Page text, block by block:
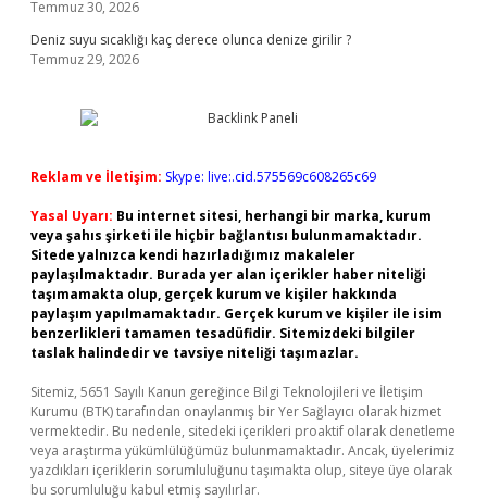
Temmuz 30, 2026
Deniz suyu sıcaklığı kaç derece olunca denize girilir ?
Temmuz 29, 2026
Reklam ve İletişim: Skype: live:.cid.575569c608265c69
Yasal Uyarı: Bu internet sitesi, herhangi bir marka, kurum
veya şahıs şirketi ile hiçbir bağlantısı bulunmamaktadır.
Sitede yalnızca kendi hazırladığımız makaleler
paylaşılmaktadır. Burada yer alan içerikler haber niteliği
taşımamakta olup, gerçek kurum ve kişiler hakkında
paylaşım yapılmamaktadır. Gerçek kurum ve kişiler ile isim
benzerlikleri tamamen tesadüfidir. Sitemizdeki bilgiler
taslak halindedir ve tavsiye niteliği taşımazlar.
Sitemiz, 5651 Sayılı Kanun gereğince Bilgi Teknolojileri ve İletişim
Kurumu (BTK) tarafından onaylanmış bir Yer Sağlayıcı olarak hizmet
vermektedir. Bu nedenle, sitedeki içerikleri proaktif olarak denetleme
veya araştırma yükümlülüğümüz bulunmamaktadır. Ancak, üyelerimiz
yazdıkları içeriklerin sorumluluğunu taşımakta olup, siteye üye olarak
bu sorumluluğu kabul etmiş sayılırlar.